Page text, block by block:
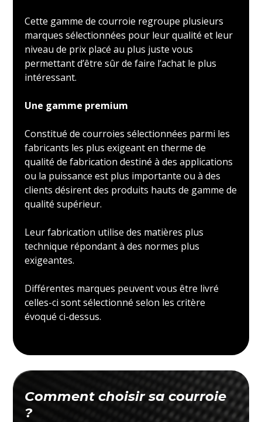
Cette gamme de courroie regroupe plusieurs
marques sélectionnées pour leur qualité et leur
niveau de prix placé au plus juste vous
permettant d’être sûr de faire l’achat le plus
intéressant.
Une gamme premium
Constitué de courroies sélectionnées parmi les
fabricants les plus exigeant en therme de
qualité de fabrication destiné à des applications
ou la puissance est plus importante ou à des
clients désirent des produits hauts de gamme de
qualité supérieur.
Leur fabrication utilise des matières plus
technique répondant à des normes plus
exigeantes.
Différentes marques peuvent vous être livré
celles-ci sont sélectionné selon les critère
évoqué ci-dessus.
Comment choisir sa courroie
?